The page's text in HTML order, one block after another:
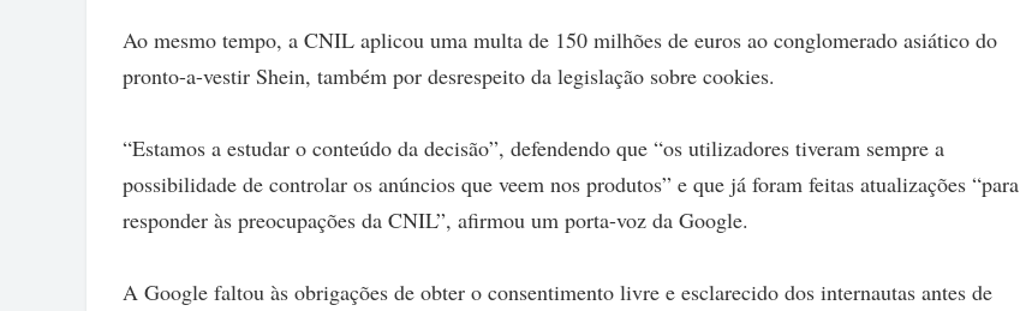
Ao mesmo tempo, a CNIL aplicou uma multa de 150 milhões de euros ao conglomerado asiático do
pronto-a-vestir Shein, também por desrespeito da legislação sobre cookies.
“Estamos a estudar o conteúdo da decisão”, defendendo que “os utilizadores tiveram sempre a
possibilidade de controlar os anúncios que veem nos produtos” e que já foram feitas atualizações “para
responder às preocupações da CNIL”, afirmou um porta-voz da Google.
A Google faltou às obrigações de obter o consentimento livre e esclarecido dos internautas antes de